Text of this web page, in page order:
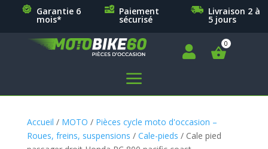
Garantie 6
mois*
Paiement
sécurisé
Livraison 2 à
5 jours

a
Accueil / MOTO / Pièces cycle moto d'occasion –
Roues, freins, suspensions / Cale-pieds / Cale pied